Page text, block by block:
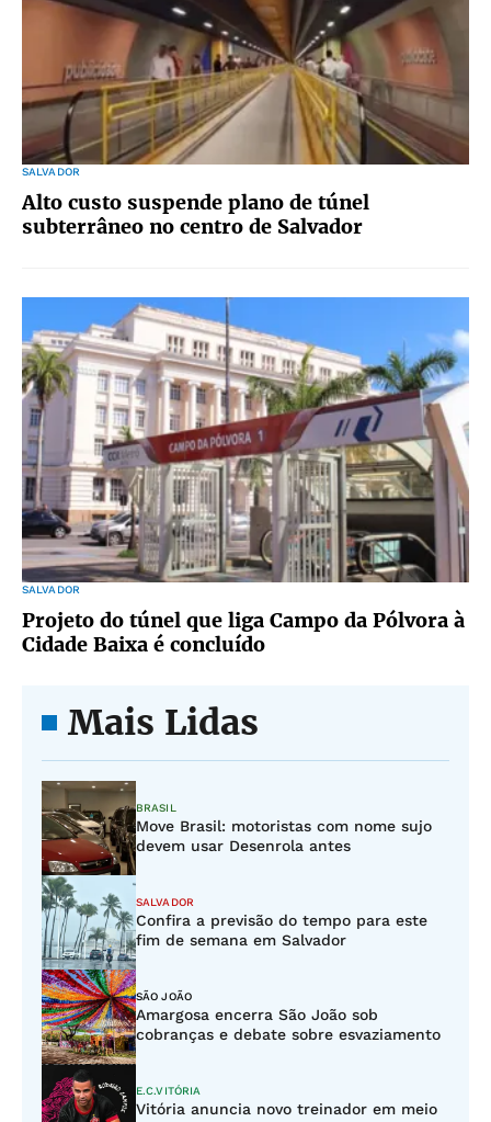
SALVADOR
Alto custo suspende plano de túnel
subterrâneo no centro de Salvador
SALVADOR
Projeto do túnel que liga Campo da Pólvora à
Cidade Baixa é concluído
Mais Lidas
BRASIL
Move Brasil: motoristas com nome sujo
devem usar Desenrola antes
SALVADOR
Confira a previsão do tempo para este
fim de semana em Salvador
SÃO JOÃO
Amargosa encerra São João sob
cobranças e debate sobre esvaziamento
E.C.VITÓRIA
Vitória anuncia novo treinador em meio